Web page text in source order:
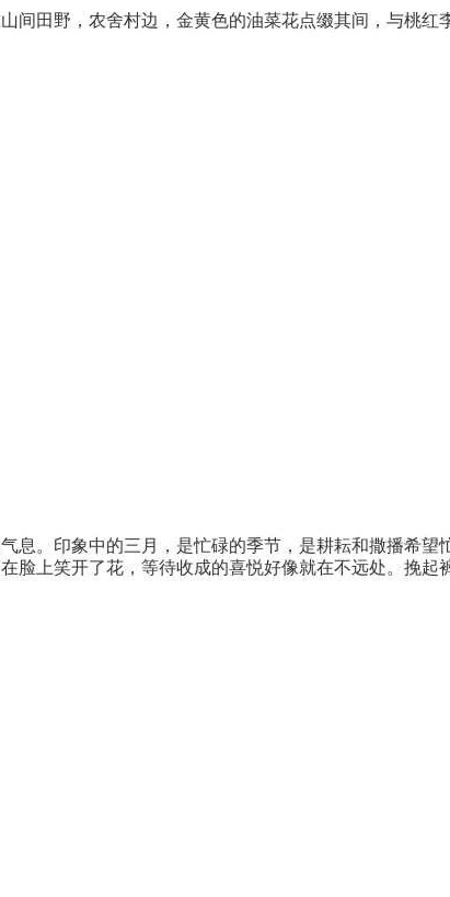
间田野，农舍村边，金黄色的油菜花点缀其间，与桃红
息。印象中的三月，是忙碌的季节，是耕耘和撒播希望
脸上笑开了花，等待收成的喜悦好像就在不远处。挽起